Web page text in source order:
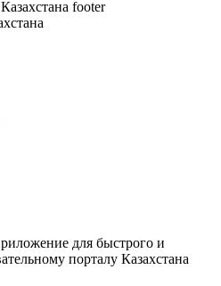
для быстрого и
порталу Казахстана